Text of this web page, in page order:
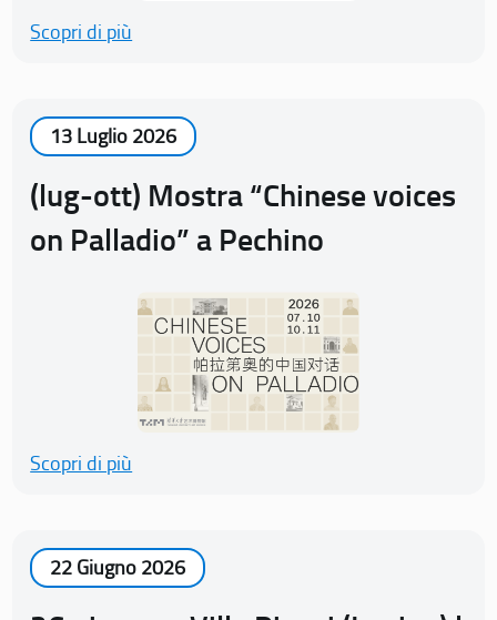
Scopri di più
13 Luglio 2026
(lug-ott) Mostra “Chinese voices
on Palladio” a Pechino
Scopri di più
22 Giugno 2026